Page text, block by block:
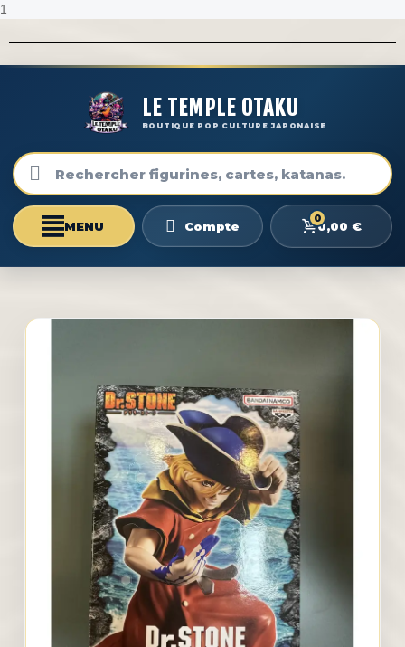
1
LE TEMPLE OTAKU
BOUTIQUE POP CULTURE JAPONAISE
Compte
0
0,00 €